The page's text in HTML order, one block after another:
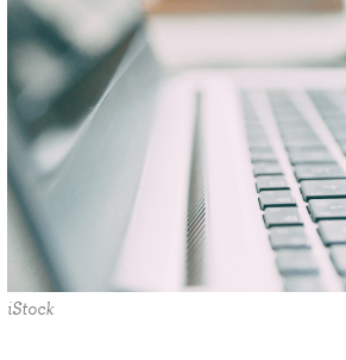
iStock